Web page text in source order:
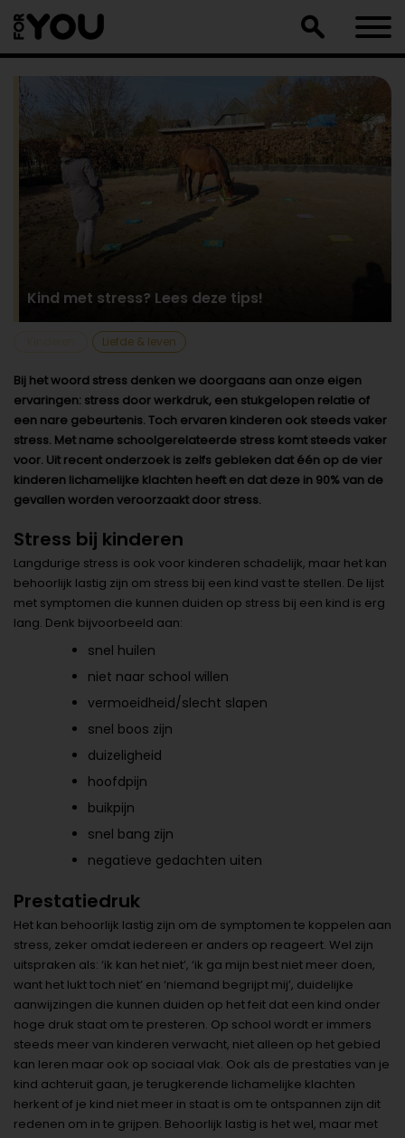
naar
artikel
Kind met stress? Lees deze tips!
Liefde & leven
Bij het woord stress denken we doorgaans aan onze eigen
ervaringen: stress door werkdruk, een stukgelopen relatie of
een nare gebeurtenis. Toch ervaren kinderen ook steeds vaker
stress. Met name schoolgerelateerde stress komt steeds vaker
voor. Uit recent onderzoek is zelfs gebleken dat één op de vier
kinderen lichamelijke klachten heeft en dat deze in 90% van de
gevallen worden veroorzaakt door stress.
Stress bij kinderen
Langdurige stress is ook voor kinderen schadelijk, maar het kan
behoorlijk lastig zijn om stress bij een kind vast te stellen. De lijst
met symptomen die kunnen duiden op stress bij een kind is erg
lang. Denk bijvoorbeeld aan:
snel huilen
niet naar school willen
vermoeidheid/slecht slapen
snel boos zijn
duizeligheid
hoofdpijn
buikpijn
snel bang zijn
negatieve gedachten uiten
Prestatiedruk
Het kan behoorlijk lastig zijn om de symptomen te koppelen aan
stress, zeker omdat iedereen er anders op reageert. Wel zijn
uitspraken als: ‘ik kan het niet’, ‘ik ga mijn best niet meer doen,
want het lukt toch niet’ en ‘niemand begrijpt mij’, duidelijke
aanwijzingen die kunnen duiden op het feit dat een kind onder
hoge druk staat om te presteren. Op school wordt er immers
steeds meer van kinderen verwacht, niet alleen op het gebied
kan leren maar ook op sociaal vlak. Ook als de prestaties van je
kind achteruit gaan, je terugkerende lichamelijke klachten
herkent of je kind niet meer in staat is om te ontspannen zijn dit
redenen om in te grijpen. Behoorlijk lastig is het wel, maar met